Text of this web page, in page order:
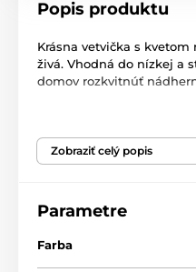
Popis produktu
Krásna vetvička s kvetom
živá. Vhodná do nízkej a
domov rozkvitnúť
Farba : biela, zelená
dekoratívnych a
na sezónne sortiment.
Zobraziť celý popis
Parametre
Farba